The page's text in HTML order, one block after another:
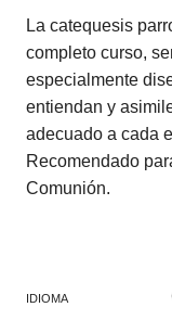
La catequesis
completo curso,
especialmente
entiendan y
adecuado a cada
Recomendado
Comunión.
IDIOMA